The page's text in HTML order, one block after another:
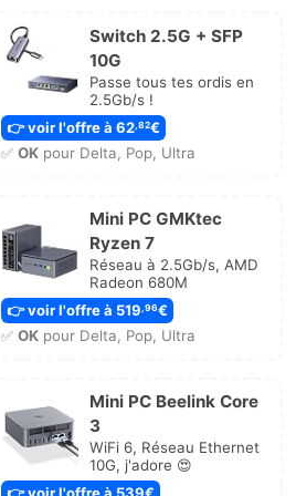
Switch 2.5G + SFP
10G
Passe tous tes ordis en
2.5Gb/s !
👉 voir l'offre à 62,82€
✅ OKpour Delta, Pop, Ultra
Mini PC GMKtec
Ryzen 7
Réseau à 2.5Gb/s, AMD
Radeon 680M
👉 voir l'offre à 519,96€
✅ OKpour Delta, Pop, Ultra
Mini PC Beelink Core
3
WiFi 6, Réseau Ethernet
10G, j'adore 😍